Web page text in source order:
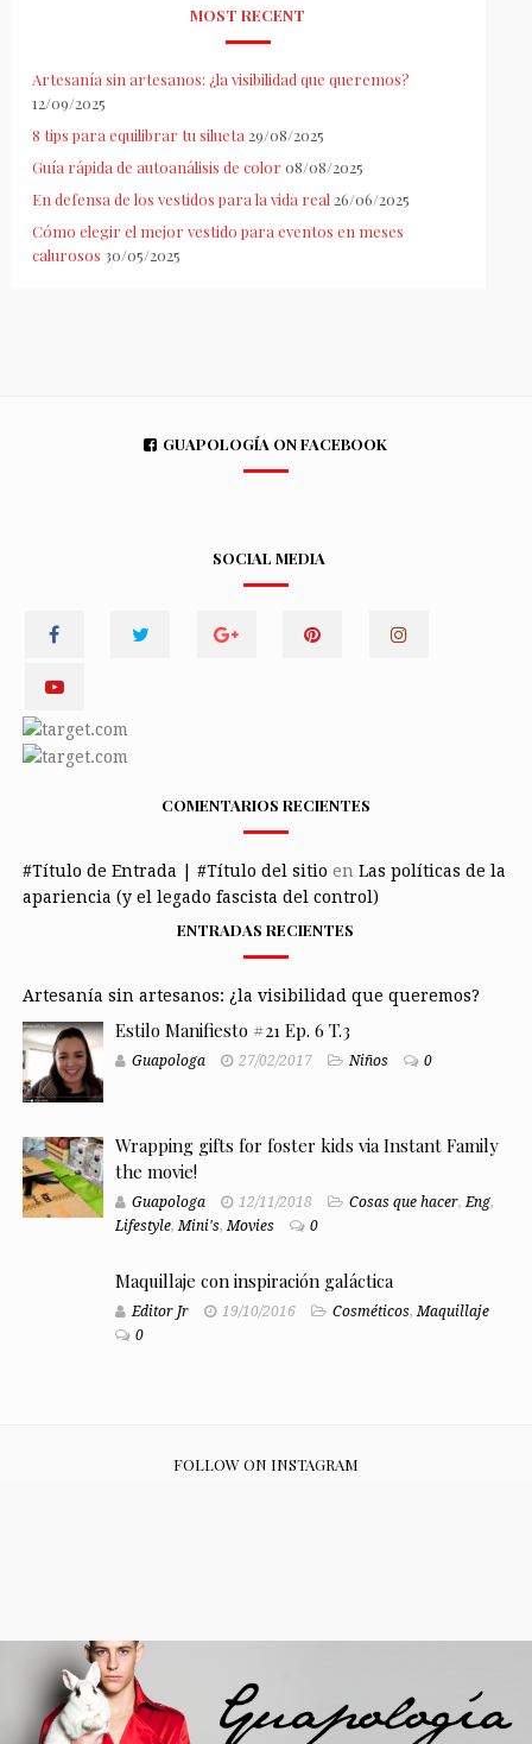
MOST RECENT
Artesanía sin artesanos: ¿la visibilidad que queremos?
12/09/2025
8 tips para equilibrar tu silueta 29/08/2025
Guía rápida de autoanálisis de color 08/08/2025
En defensa de los vestidos para la vida real 26/06/2025
Cómo elegir el mejor vestido para eventos en meses
calurosos 30/05/2025
GUAPOLOGÍA ON FACEBOOK
SOCIAL MEDIA
COMENTARIOS RECIENTES
#Título de Entrada | #Título del sitio en Las políticas de la
apariencia (y el legado fascista del control)
ENTRADAS RECIENTES
Artesanía sin artesanos: ¿la visibilidad que queremos?
Estilo Manifiesto #21 Ep. 6 T.3
Guapologa 27/02/2017 Niños 0
Wrapping gifts for foster kids via Instant Family
the movie!
Guapologa 12/11/2018 Cosas que hacer,Eng,
Lifestyle,Mini's,Movies 0
Maquillaje con inspiración galáctica
Editor Jr 19/10/2016 Cosméticos,Maquillaje
0
FOLLOW ON INSTAGRAM